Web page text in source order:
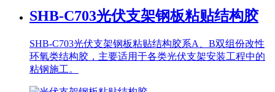
SHB-C703光伏支架钢板粘贴结构胶
SHB-C703光伏支架钢板粘贴结构胶系A、B双组份改性
环氧类结构胶，主要适用于各类光伏支架安装工程中的
粘钢施工。